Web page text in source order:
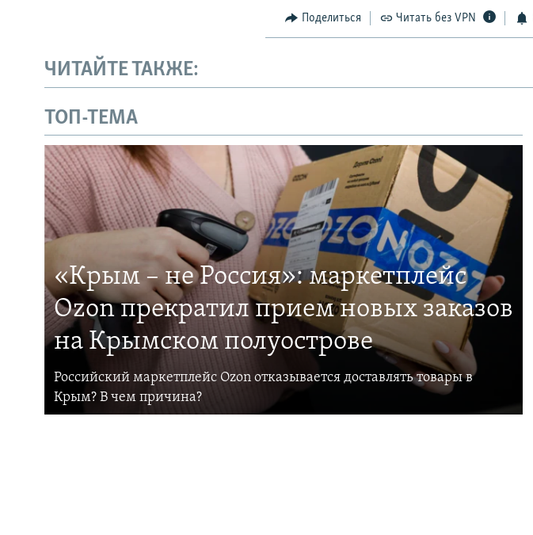
Поделиться Читать без VPN
ЧИТАЙТЕ ТАКЖЕ:
ТОП-ТЕМА
«Крым – не Россия»: маркетплейс
Ozon прекратил прием новых заказов
на Крымском полуострове
Российский маркетплейс Ozon отказывается доставлять товары в
Крым? В чем причина?